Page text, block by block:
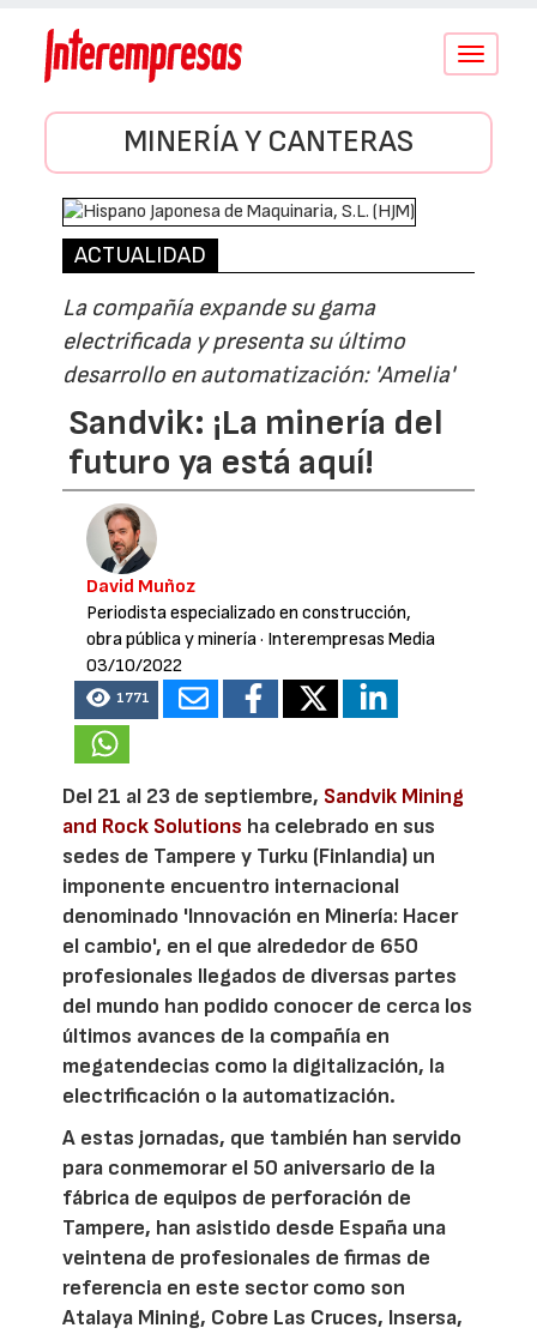
Conmutar
MINERÍA Y CANTERAS
ACTUALIDAD
La compañía expande su gama
electrificada y presenta su último
desarrollo en automatización: 'Amelia'
Sandvik: ¡La minería del
futuro ya está aquí!
David Muñoz
Periodista especializado en construcción,
obra pública y minería· Interempresas Media
03/10/2022
1771
Del 21 al 23 de septiembre, Sandvik Mining
and Rock Solutions ha celebrado en sus
sedes de Tampere y Turku (Finlandia) un
imponente encuentro internacional
denominado 'Innovación en Minería: Hacer
el cambio', en el que alrededor de 650
profesionales llegados de diversas partes
del mundo han podido conocer de cerca los
últimos avances de la compañía en
megatendecias como la digitalización, la
electrificación o la automatización.
A estas jornadas, que también han servido
para conmemorar el 50 aniversario de la
fábrica de equipos de perforación de
Tampere, han asistido desde España una
veintena de profesionales de firmas de
referencia en este sector como son
Atalaya Mining, Cobre Las Cruces, Insersa,